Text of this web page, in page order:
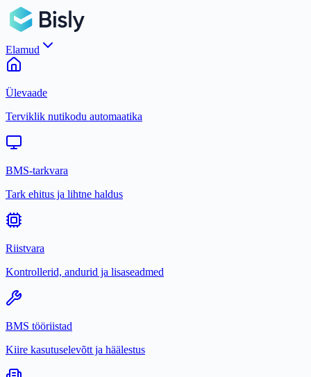
Elamud
Ülevaade
Terviklik nutikodu automaatika
BMS-tarkvara
Tark ehitus ja lihtne haldus
Riistvara
Kontrollerid, andurid ja lisaseadmed
BMS tööriistad
Kiire kasutuselevõtt ja häälestus